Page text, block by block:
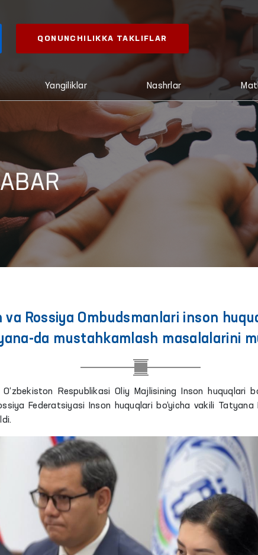
QONUNCHILIKKA TAKLIFLAR
Yangiliklar Nashrlar
va Rossiya Ombudsmanlari inson
da mustahkamlash masalalarini
Respublikasi Oliy Majlisining Inson huquqlari
Federatsiyasi Inson huquqlari bo‘yicha vakili